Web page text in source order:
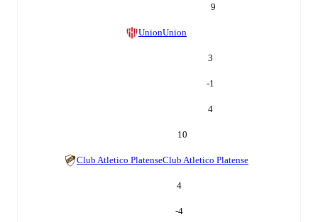
9
UnionUnion
3
-1
4
10
Club Atletico PlatenseClub Atletico Platense
4
-4